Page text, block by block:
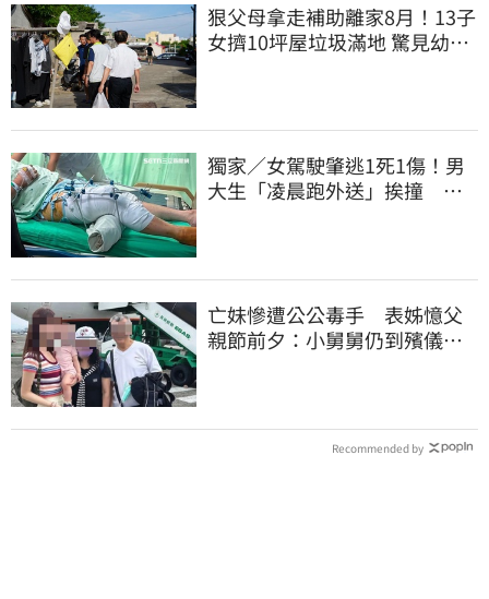
狠父母拿走補助離家8月！13子
女擠10坪屋垃圾滿地 驚見幼童
獨家／女駕駛肇逃1死1傷！男
大生「凌晨跑外送」挨撞 媽
亡妹慘遭公公毒手 表姊憶父
親節前夕：小舅舅仍到殯儀館
Recommended by